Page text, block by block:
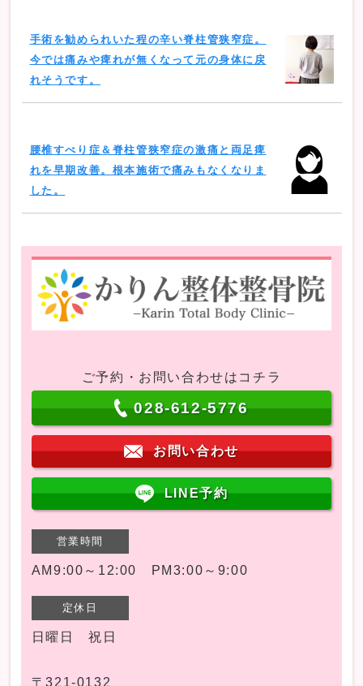
手術を勧められいた程の辛い脊柱管狭窄症。
今では痛みや痺れが無くなって元の身体に戻
れそうです。
腰椎すべり症＆脊柱管狭窄症の激痛と両足痺
れを早期改善。根本施術で痛みもなくなりま
した。
ご予約・お問い合わせはコチラ
028-612-5776
お問い合わせ
LINE予約
営業時間
AM9:00～12:00 PM3:00～9:00
定休日
日曜日 祝日
〒321-0132